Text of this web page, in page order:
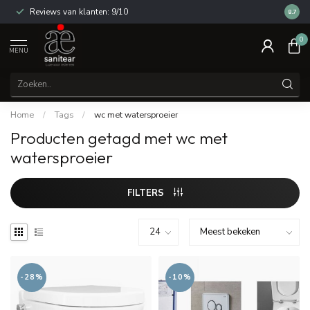
Reviews van klanten: 9/10 14
8.7
MENU
0
Home / Tags / wc met watersproeier
Producten getagd met wc met
watersproeier
FILTERS
-28% -10%